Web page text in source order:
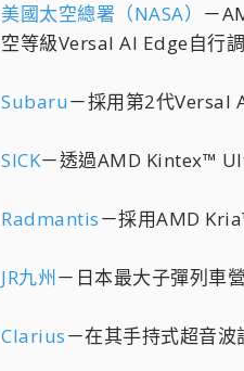
美國太空總署（NASA） －
空等級Versal AI Edge自行
Subaru－採用第2代Versal
SICK－透過AMD Kintex™
Radmantis－採用AMD
JR九州－日本最大子彈列車
Clarius－在其手持式超音